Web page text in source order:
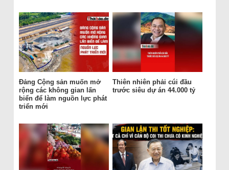
Đảng Cộng sản muốn mở
rộng các không gian lấn
biển để làm nguồn lực phát
triển mới
Thiên nhiên phải cúi đầu
trước siêu dự án 44.000 tỷ